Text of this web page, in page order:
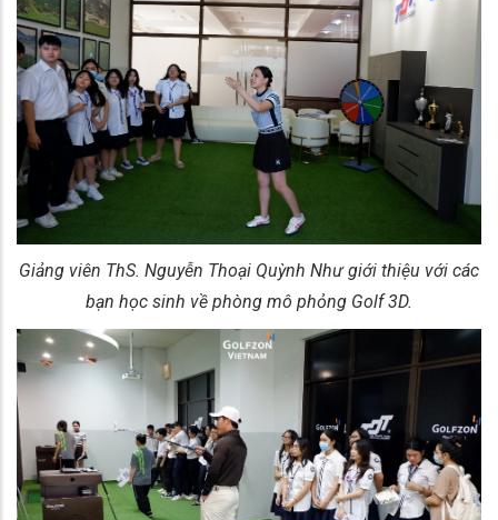
Giảng viên ThS. Nguyễn Thoại Quỳnh Như giới thiệu với các
bạn học sinh về phòng mô phỏng Golf 3D.